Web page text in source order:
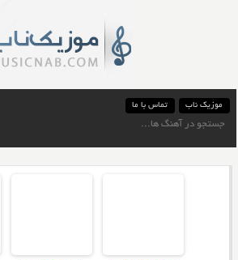
موزیک ناب تماس با ما